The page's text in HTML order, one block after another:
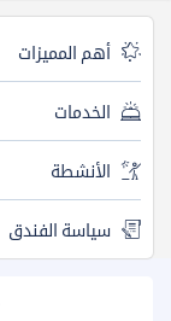
أهم المميزات
الخدمات
الأنشطة
سياسة الفندق